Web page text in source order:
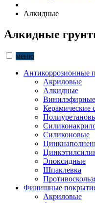
Алкидные
Алкидные
меню
Антикоррозионные
Акриловые
Алкидные
Винилэфирные
Керамические
Силиконовые
Эпоксидные
Шпаклевка
Финишные
Акриловые